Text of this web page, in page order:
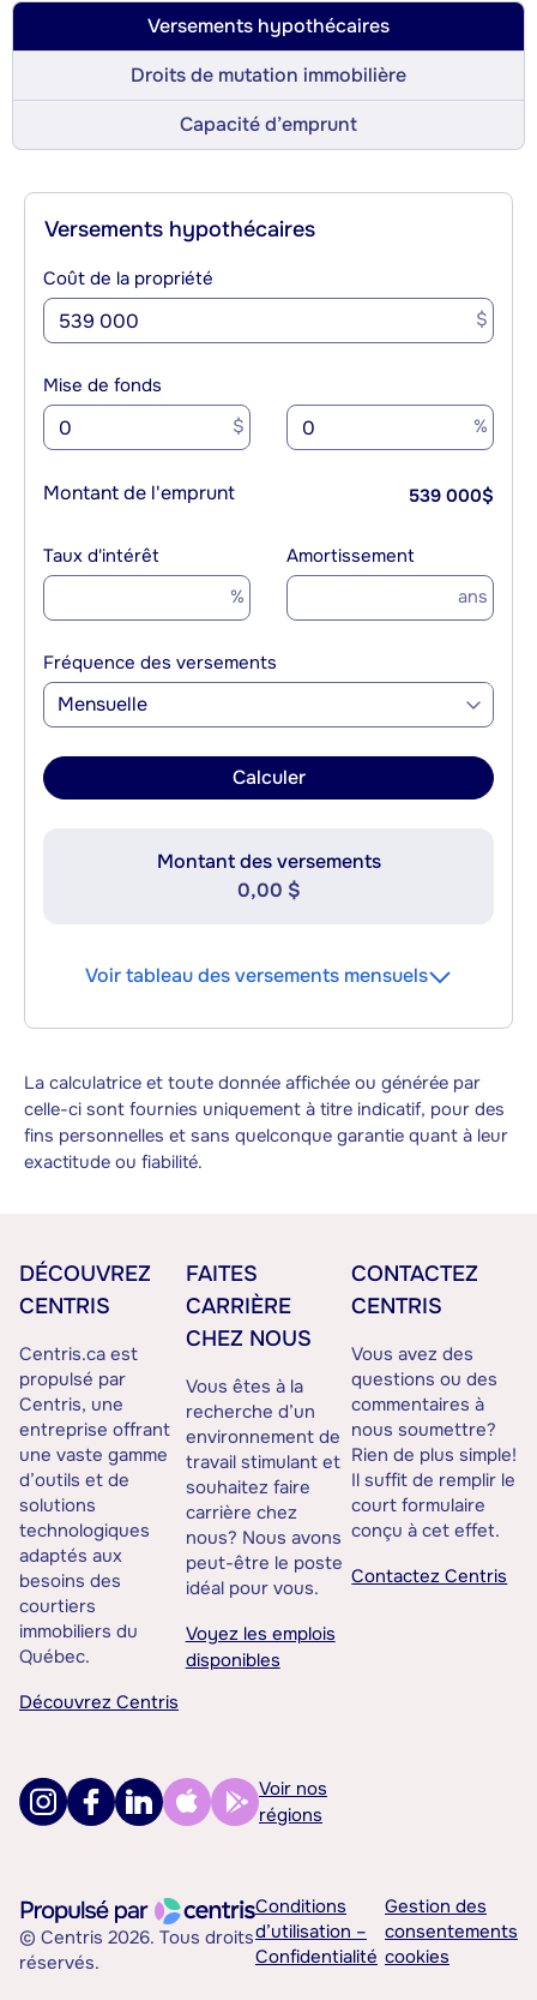
Versements hypothécaires
Droits de mutation immobilière
Capacité d’emprunt
Versements hypothécaires
Coût de la propriété
$
Mise de fonds
$ %
Montant de l'emprunt 539 000$
Taux d'intérêt
%
Amortissement
ans
Fréquence des versements
Mensuelle
Calculer
Montant des versements
0,00 $
Voir tableau des versements mensuels
La calculatrice et toute donnée affichée ou générée par
celle-ci sont fournies uniquement à titre indicatif, pour des
fins personnelles et sans quelconque garantie quant à leur
exactitude ou fiabilité.
DÉCOUVREZ
CENTRIS
Centris.ca est
propulsé par
Centris, une
entreprise offrant
une vaste gamme
d’outils et de
solutions
technologiques
adaptés aux
besoins des
courtiers
immobiliers du
Québec.
Découvrez Centris
FAITES
CARRIÈRE
CHEZ NOUS
Vous êtes à la
recherche d’un
environnement de
travail stimulant et
souhaitez faire
carrière chez
nous? Nous avons
peut-être le poste
idéal pour vous.
Voyez les emplois
disponibles
CONTACTEZ
CENTRIS
Vous avez des
questions ou des
commentaires à
nous soumettre?
Rien de plus simple!
Il suffit de remplir le
court formulaire
conçu à cet effet.
Contactez Centris
Voir nos
régions
© Centris 2026. Tous droits
réservés.
Conditions
d’utilisation –
Confidentialité
Gestion des
consentements
cookies